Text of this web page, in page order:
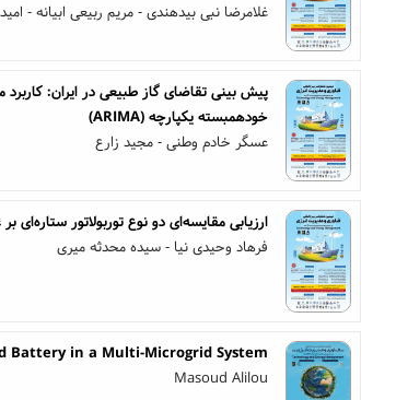
غلامرضا نبی بیدهندی - مریم ربیعی ابیانه -
پیش بینی تقاضای گاز طبیعی در ایران:
خودهمبسته یکپارچه (ARIMA)
عسگر خادم وطنی - مجید زارع
ارزیابی مقایسه‌ای دو نوع توربولاتور
فرهاد وحیدی نیا - سیده محدثه میری
Battery in a Multi-Microgrid System
Masoud Alilou